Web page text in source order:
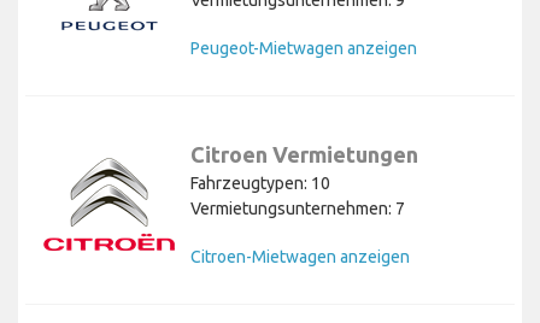
Peugeot-Mietwagen anzeigen
Citroen Vermietungen
Fahrzeugtypen: 10
Vermietungsunternehmen: 7
Citroen-Mietwagen anzeigen